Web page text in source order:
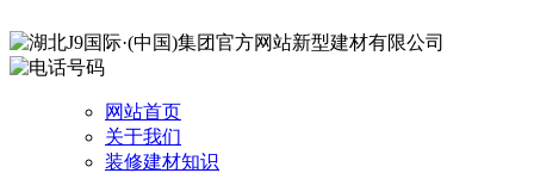
网站首页
关于我们
装修建材知识